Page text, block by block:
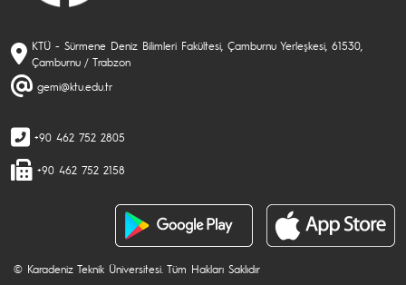
KTÜ - Sürmene Deniz Bilimleri Fakültesi, Çamburnu Yerleşkesi, 61530,
Çamburnu / Trabzon
gemi@ktu.edu.tr
+90 462 752 2805
+90 462 752 2158
© Karadeniz Teknik Üniversitesi. Tüm Hakları Saklıdır